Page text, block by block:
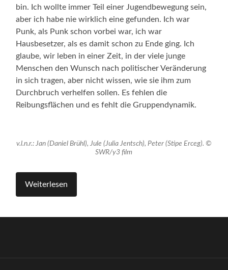
bin. Ich wollte immer Teil einer Jugendbewegung sein,
aber ich habe nie wirklich eine gefunden. Ich war
Punk, als Punk schon vorbei war, ich war
Hausbesetzer, als es damit schon zu Ende ging. Ich
glaube, wir leben in einer Zeit, in der viele junge
Menschen den Wunsch nach politischer Veränderung
in sich tragen, aber nicht wissen, wie sie ihm zum
Durchbruch verhelfen sollen. Es fehlen die
Reibungsflächen und es fehlt die Gruppendynamik.
v.l.n.r.: Jan (Daniel Brühl), Jule (Julia Jentsch), Peter (Stipe Erceg). ©
SWR/y3 film
Weiterlesen